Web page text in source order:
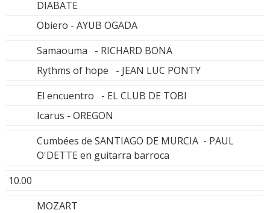
DIABATE
Obiero - AYUB OGADA
Samaouma - RICHARD BONA
Rythms of hope - JEAN LUC PONTY
El encuentro - EL CLUB DE TOBI
Icarus - OREGON
Cumbées de SANTIAGO DE MURCIA - PAUL
O'DETTE en guitarra barroca
10.00
MOZART